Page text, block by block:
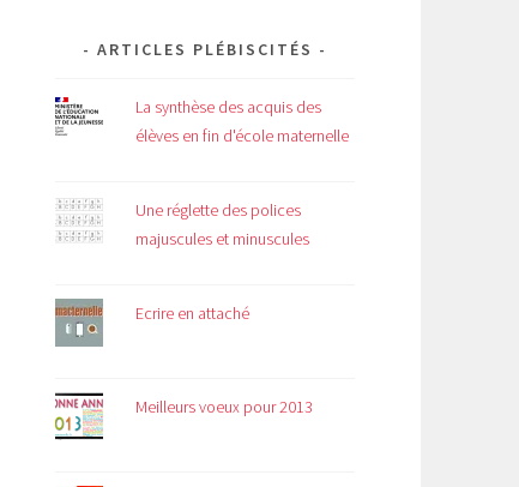
ARTICLES PLÉBISCITÉS
La synthèse des acquis des
élèves en fin d'école maternelle
Une réglette des polices
majuscules et minuscules
Ecrire en attaché
Meilleurs voeux pour 2013